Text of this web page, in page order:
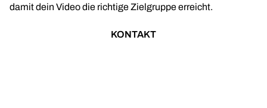
damit dein Video die richtige Zielgruppe erreicht.
KONTAKT